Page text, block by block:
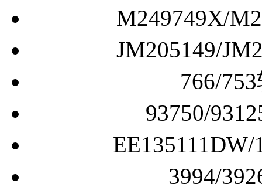
M249749X/
JM205149/
766/
93750/
3994/